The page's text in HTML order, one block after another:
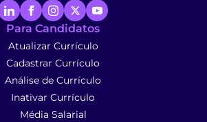
Para Candidatos
Atualizar Currículo
Cadastrar Currículo
Análise de Currículo
Inativar Currículo
Média Salarial